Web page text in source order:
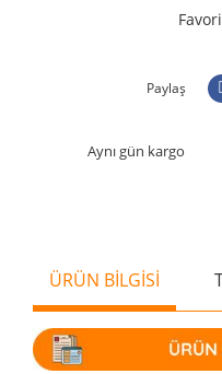
Paylaş
Aynı gün kargo
ÜRÜN BİLGİSİ